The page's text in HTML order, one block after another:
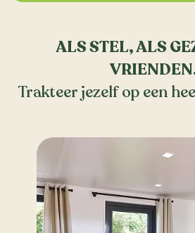
ALS STEL, ALS
Trakteer jezelf op een